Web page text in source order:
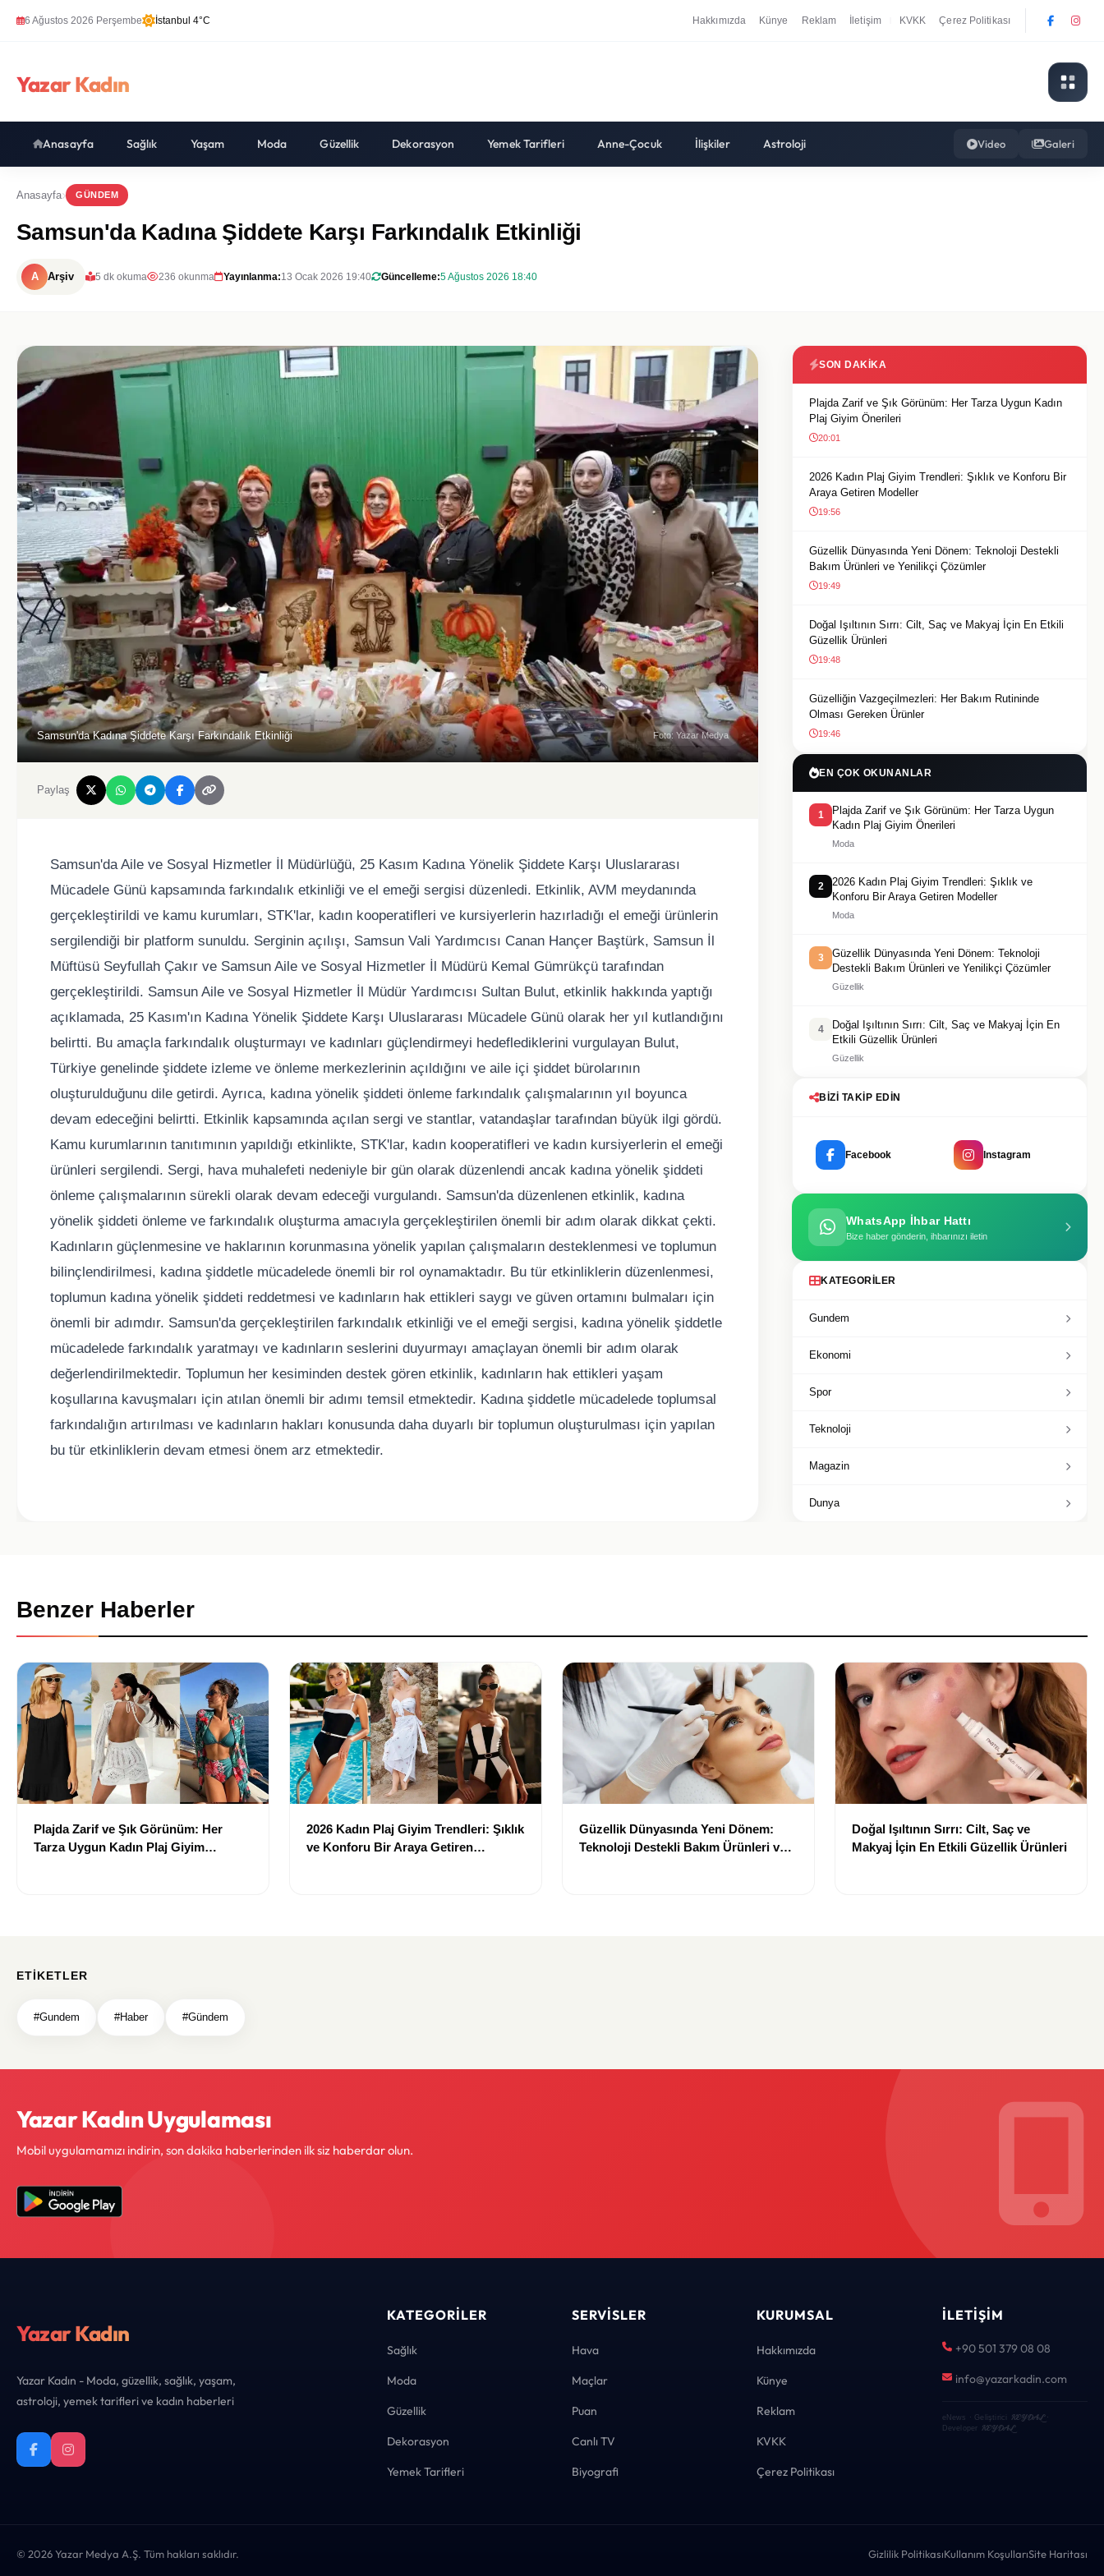
6 Ağustos 2026 Perşembe İstanbul 4°C Hakkımızda Künye Reklam İletişim KVKK Çerez Politikası
Yazar Kadın
Anasayfa Sağlık Yaşam Moda Güzellik Dekorasyon Yemek Tarifleri Anne-Çocuk İlişkiler Astroloji Video Galeri
Anasayfa GÜNDEM
Samsun'da Kadına Şiddete Karşı Farkındalık Etkinliği
A Arşiv 5 dk okuma 236 okunma Yayınlanma:13 Ocak 2026 19:40 Güncelleme:5 Ağustos 2026 18:40
Samsun'da Kadına Şiddete Karşı Farkındalık Etkinliği Foto: Yazar Medya
Paylaş
Samsun'da Aile ve Sosyal Hizmetler İl Müdürlüğü, 25 Kasım Kadına Yönelik Şiddete Karşı Uluslararası
Mücadele Günü kapsamında farkındalık etkinliği ve el emeği sergisi düzenledi. Etkinlik, AVM meydanında
gerçekleştirildi ve kamu kurumları, STK'lar, kadın kooperatifleri ve kursiyerlerin hazırladığı el emeği ürünlerin
sergilendiği bir platform sunuldu. Serginin açılışı, Samsun Vali Yardımcısı Canan Hançer Baştürk, Samsun İl
Müftüsü Seyfullah Çakır ve Samsun Aile ve Sosyal Hizmetler İl Müdürü Kemal Gümrükçü tarafından
gerçekleştirildi. Samsun Aile ve Sosyal Hizmetler İl Müdür Yardımcısı Sultan Bulut, etkinlik hakkında yaptığı
açıklamada, 25 Kasım'ın Kadına Yönelik Şiddete Karşı Uluslararası Mücadele Günü olarak her yıl kutlandığını
belirtti. Bu amaçla farkındalık oluşturmayı ve kadınları güçlendirmeyi hedeflediklerini vurgulayan Bulut,
Türkiye genelinde şiddete izleme ve önleme merkezlerinin açıldığını ve aile içi şiddet bürolarının
oluşturulduğunu dile getirdi. Ayrıca, kadına yönelik şiddeti önleme farkındalık çalışmalarının yıl boyunca
devam edeceğini belirtti. Etkinlik kapsamında açılan sergi ve stantlar, vatandaşlar tarafından büyük ilgi gördü.
Kamu kurumlarının tanıtımının yapıldığı etkinlikte, STK'lar, kadın kooperatifleri ve kadın kursiyerlerin el emeği
ürünleri sergilendi. Sergi, hava muhalefeti nedeniyle bir gün olarak düzenlendi ancak kadına yönelik şiddeti
önleme çalışmalarının sürekli olarak devam edeceği vurgulandı. Samsun'da düzenlenen etkinlik, kadına
yönelik şiddeti önleme ve farkındalık oluşturma amacıyla gerçekleştirilen önemli bir adım olarak dikkat çekti.
Kadınların güçlenmesine ve haklarının korunmasına yönelik yapılan çalışmaların desteklenmesi ve toplumun
bilinçlendirilmesi, kadına şiddetle mücadelede önemli bir rol oynamaktadır. Bu tür etkinliklerin düzenlenmesi,
toplumun kadına yönelik şiddeti reddetmesi ve kadınların hak ettikleri saygı ve güven ortamını bulmaları için
önemli bir adımdır. Samsun'da gerçekleştirilen farkındalık etkinliği ve el emeği sergisi, kadına yönelik şiddetle
mücadelede farkındalık yaratmayı ve kadınların seslerini duyurmayı amaçlayan önemli bir adım olarak
değerlendirilmektedir. Toplumun her kesiminden destek gören etkinlik, kadınların hak ettikleri yaşam
koşullarına kavuşmaları için atılan önemli bir adımı temsil etmektedir. Kadına şiddetle mücadelede toplumsal
farkındalığın artırılması ve kadınların hakları konusunda daha duyarlı bir toplumun oluşturulması için yapılan
bu tür etkinliklerin devam etmesi önem arz etmektedir.
SON DAKIKA
Plajda Zarif ve Şık Görünüm: Her Tarza Uygun Kadın
Plaj Giyim Önerileri
20:01
2026 Kadın Plaj Giyim Trendleri: Şıklık ve Konforu Bir
Araya Getiren Modeller
19:56
Güzellik Dünyasında Yeni Dönem: Teknoloji Destekli
Bakım Ürünleri ve Yenilikçi Çözümler
19:49
Doğal Işıltının Sırrı: Cilt, Saç ve Makyaj İçin En Etkili
Güzellik Ürünleri
19:48
Güzelliğin Vazgeçilmezleri: Her Bakım Rutininde
Olması Gereken Ürünler
19:46
EN ÇOK OKUNANLAR
1
Plajda Zarif ve Şık Görünüm: Her Tarza Uygun
Kadın Plaj Giyim Önerileri
Moda
2
2026 Kadın Plaj Giyim Trendleri: Şıklık ve
Konforu Bir Araya Getiren Modeller
Moda
3
Güzellik Dünyasında Yeni Dönem: Teknoloji
Destekli Bakım Ürünleri ve Yenilikçi Çözümler
Güzellik
4
Doğal Işıltının Sırrı: Cilt, Saç ve Makyaj İçin En
Etkili Güzellik Ürünleri
Güzellik
BIZI TAKIP EDIN
Facebook Instagram
WhatsApp İhbar Hattı
Bize haber gönderin, ihbarınızı iletin
KATEGORILER
Gundem
Ekonomi
Spor
Teknoloji
Magazin
Dunya
Benzer Haberler
Plajda Zarif ve Şık Görünüm: Her
Tarza Uygun Kadın Plaj Giyim
2026 Kadın Plaj Giyim Trendleri: Şıklık
ve Konforu Bir Araya Getiren
Güzellik Dünyasında Yeni Dönem:
Teknoloji Destekli Bakım Ürünleri ve
Doğal Işıltının Sırrı: Cilt, Saç ve
Makyaj İçin En Etkili Güzellik Ürünleri
ETIKETLER
#Gundem #Haber #Gündem
Yazar Kadın Uygulaması
Mobil uygulamamızı indirin, son dakika haberlerinden ilk siz haberdar olun.
Yazar Kadın
Yazar Kadın - Moda, güzellik, sağlık, yaşam,
astroloji, yemek tarifleri ve kadın haberleri
KATEGORILER
Sağlık
Moda
Güzellik
Dekorasyon
Yemek Tarifleri
SERVISLER
Hava
Maçlar
Puan
Canlı TV
Biyografi
KURUMSAL
Hakkımızda
Künye
Reklam
KVKK
Çerez Politikası
İLETIŞIM
+90 501 379 08 08
info@yazarkadin.com
eNews · Geliştirici KEYDAL·
Developer KEYDAL
© 2026 Yazar Medya A.Ş. Tüm hakları saklıdır. Gizlilik PolitikasıKullanım KoşullarıSite Haritası